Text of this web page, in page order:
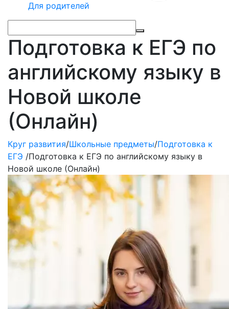
Для родителей
Подготовка к ЕГЭ по
английскому языку в
Новой школе
(Онлайн)
Круг развития/Школьные предметы/Подготовка к
ЕГЭ /Подготовка к ЕГЭ по английскому языку в
Новой школе (Онлайн)